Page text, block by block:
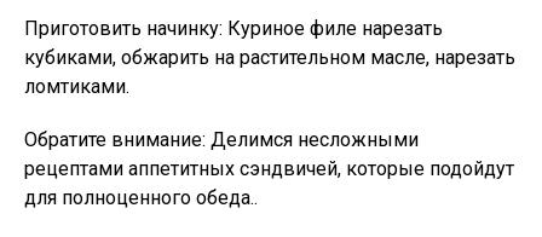
Приготовить начинку: Куриное филе нарезать
кубиками, обжарить на растительном масле, нарезать
ломтиками.
Обратите внимание: Делимся несложными
рецептами аппетитных сэндвичей, которые подойдут
для полноценного обеда..